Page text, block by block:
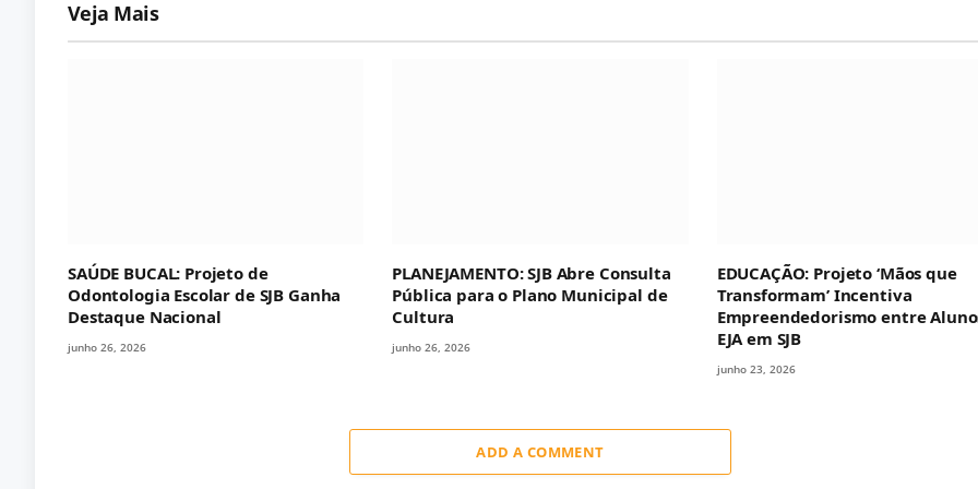
Veja Mais
SAÚDE BUCAL: Projeto de
Odontologia Escolar de SJB Ganha
Destaque Nacional
junho 26, 2026
PLANEJAMENTO: SJB Abre Consulta
Pública para o Plano Municipal de
Cultura
junho 26, 2026
EDUCAÇÃO: Projeto ‘Mãos que
Transformam’ Incentiva
Empreendedorismo entre
EJA em SJB
junho 23, 2026
ADD A COMMENT